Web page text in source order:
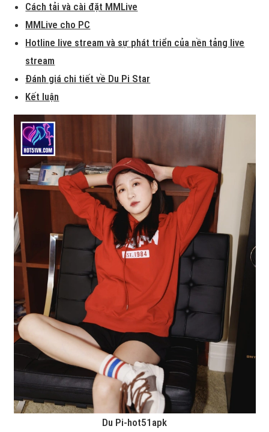
Cách tải và cài đặt MMLive
MMLive cho PC
Hotline live stream và sự phát triển của nền tảng live
stream
Đánh giá chi tiết về Du Pi Star
Kết luận
Du Pi-hot51apk